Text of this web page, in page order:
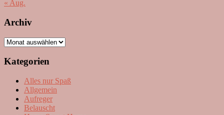
« Aug.
Archiv
Archiv
Kategorien
Alles nur Spaß
Allgemein
Aufreger
Belauscht